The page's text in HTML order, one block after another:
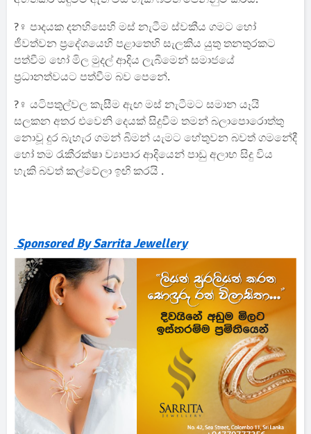
?‍♀️ පාදයක දනහිසෙහි මස්‌ නැටීම ස්‌වකීය ගමට හෝ
ජීවත්වන ප්‍රදේශයෙහි පළාතෙහි සැලකිය යුතු තනතුරකට
පත්වීම හෝ මිල මුදල් ආදිය ලැබීමෙන් සමාජයේ
ප්‍රධානත්වයට පත්වීම බව පෙනේ.
?‍♀️ යටිපතුල්වල කැසීම ඇඟ මස්‌ නැටීමට සමාන යෑයි
සලකන අතර එවෙනි දෙයක්‌ සිදුවීම තමන් බලාපොරොත්තු
නොවූ දුර බැහැර ගමන් බිමන් යැමට හේතුවන බවත් ගමනේදී
හෝ තම රැකීරක්‌ෂා ව්‍යාපාර ආදියෙන් පාඩු අලාභ සිදු විය
හැකි බවත් කල්වේලා ඉඟි කරයි .
Sponsored By Sarrita Jewellery